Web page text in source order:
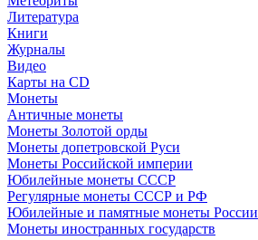
Литература
Книги
Журналы
Видео
Карты на CD
Монеты
Античные монеты
Монеты Золотой орды
Монеты допетровской Руси
Монеты Российской империи
Юбилейные монеты СССР
Регулярные монеты СССР и РФ
Юбилейные и памятные монеты России
Монеты иностранных государств